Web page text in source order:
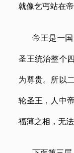
就像乞丐站在
帝王是一
圣王统治整个
为尊贵。所以
轮圣王，人中
福薄之相，无